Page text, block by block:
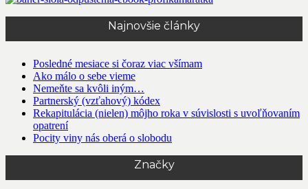
Najnovšie články
Posledné mesiace si čoraz viac všímam
Ako málo o sebe vieme
Nemeňte sa kvôli iným…
Partnerský (vzťahový) kódex
Rekapitulácia (nielen) môjho roka v súvislosti s uvoľňovaním
opatrení
Pocity viny nás oberá o slobodu
Značky